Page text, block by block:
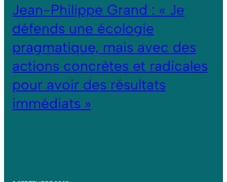
Jean-Philippe Grand : « Je
défends une écologie
pragmatique, mais avec des
actions concrètes et radicales
pour avoir des résultats
immédiats »